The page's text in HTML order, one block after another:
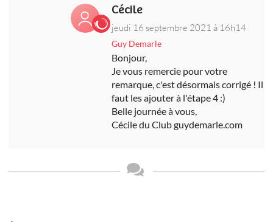
Cécile
jeudi 16 septembre 2021 à 16h14
Guy Demarle
Bonjour,
Je vous remercie pour votre
remarque, c'est désormais corrigé ! Il
faut les ajouter à l'étape 4 :)
Belle journée à vous,
Cécile du Club guydemarle.com